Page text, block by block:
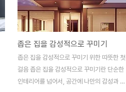
이지 않고도 감성적인 자취방을 완성할 수 있
는 꿀팁들, 지금부터 함께 알아봐요.공간을
넓어 보이게 만드는 가구 배치의 기본자취방
은 대부분 원룸이나 소형 오피스텔인 경우가
많기 때문에, 공간이 좁게 느껴질 수 있어요.
하지만 가구 배치만 잘해도 훨씬 넓어 보이는
효과를 낼 수 있..
좁은 집을 감성적으로 꾸미기
좁은 집을 감성적으로 꾸미기 위한 따뜻한 첫
걸음 좁은 집을 감성적으로 꾸미기란 단순한
인테리어를 넘어서, 공간에 나만의 감성과 이